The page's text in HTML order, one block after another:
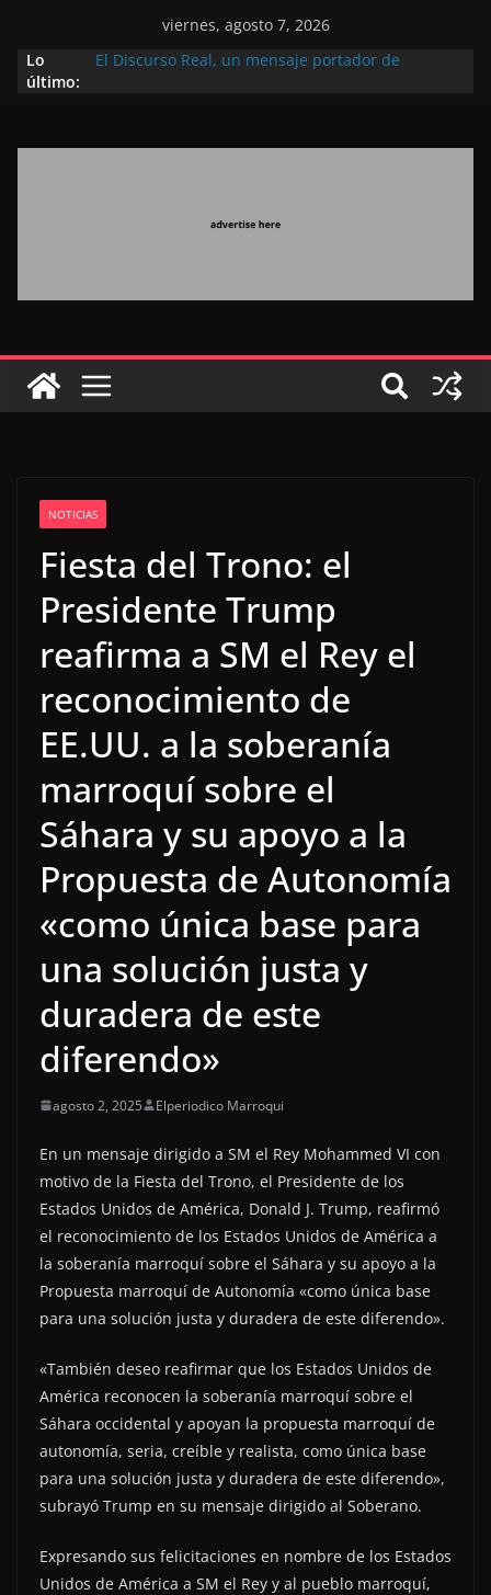
viernes, agosto 7, 2026
Lo
último:
El Discurso Real, un mensaje portador de
Extranjero: al servicio de los grandes proyectos de
Marruecos gracias a una visión estratégica
destinada a consolidar la posición de Marruecos
en una economía mundial competitiva (politólogo
marroquí-estadounidense)
NOTICIAS
Fiesta del Trono: el
Presidente Trump
reafirma a SM el Rey el
reconocimiento de
EE.UU. a la soberanía
marroquí sobre el
Sáhara y su apoyo a la
Propuesta de Autonomía
«como única base para
una solución justa y
duradera de este
diferendo»
agosto 2, 2025 Elperiodico Marroqui
En un mensaje dirigido a SM el Rey Mohammed VI con
motivo de la Fiesta del Trono, el Presidente de los
Estados Unidos de América, Donald J. Trump, reafirmó
el reconocimiento de los Estados Unidos de América a
la soberanía marroquí sobre el Sáhara y su apoyo a la
Propuesta marroquí de Autonomía «como única base
para una solución justa y duradera de este diferendo».
«También deseo reafirmar que los Estados Unidos de
América reconocen la soberanía marroquí sobre el
Sáhara occidental y apoyan la propuesta marroquí de
autonomía, seria, creíble y realista, como única base
para una solución justa y duradera de este diferendo»,
subrayó Trump en su mensaje dirigido al Soberano.
Expresando sus felicitaciones en nombre de los Estados
Unidos de América a SM el Rey y al pueblo marroquí,